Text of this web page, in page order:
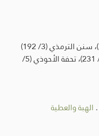
سنن أبي داود (4/ 662) (3057)، سنن الترمذي (3/ 192)
(1577)، فتح الباري لابن حجر (5/ 231)، تحفة الأحوذي (5/
. الهبة والعطية